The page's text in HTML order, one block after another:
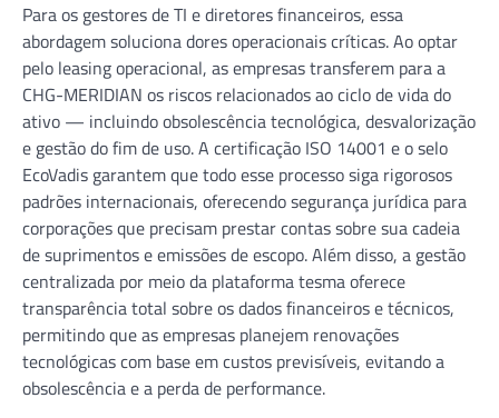
Para os gestores de TI e diretores financeiros, essa
abordagem soluciona dores operacionais críticas. Ao optar
pelo leasing operacional, as empresas transferem para a
CHG-MERIDIAN os riscos relacionados ao ciclo de vida do
ativo — incluindo obsolescência tecnológica, desvalorização
e gestão do fim de uso. A certificação ISO 14001 e o selo
EcoVadis garantem que todo esse processo siga rigorosos
padrões internacionais, oferecendo segurança jurídica para
corporações que precisam prestar contas sobre sua cadeia
de suprimentos e emissões de escopo. Além disso, a gestão
centralizada por meio da plataforma tesma oferece
transparência total sobre os dados financeiros e técnicos,
permitindo que as empresas planejem renovações
tecnológicas com base em custos previsíveis, evitando a
obsolescência e a perda de performance.